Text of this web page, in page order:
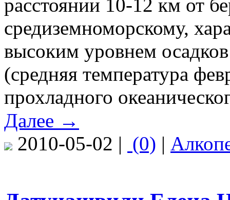
расстоянии 10-12 км от
средиземноморскому,
высоким уровнем
(средняя температура
прохладного
Далее →
2010-05-02 | (0) |